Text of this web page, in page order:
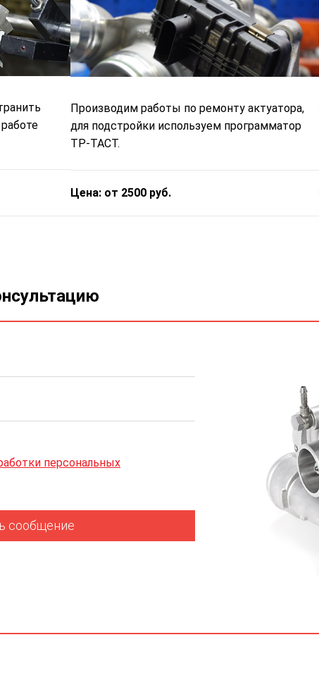
Производим работы по ремонту актуатора,
для подстройки используем программатор
ТР-ТАСТ.
Цена: от 2500 руб.
персональных
сообщение